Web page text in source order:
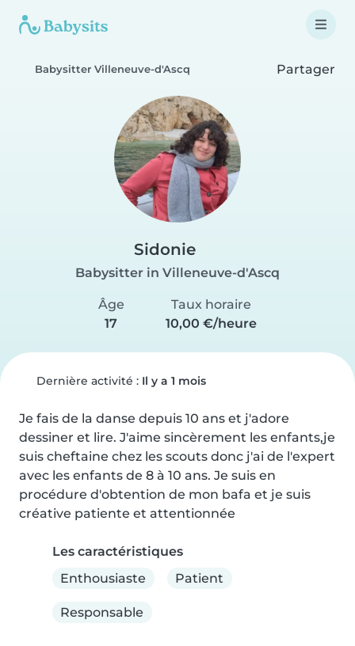
Babysitter Villeneuve-d'Ascq Partager
Sidonie
Babysitter in Villeneuve-d'Ascq
Âge
17
Taux horaire
10,00 €/heure
Dernière activité : Il y a 1 mois
Je fais de la danse depuis 10 ans et j'adore
dessiner et lire. J'aime sincèrement les enfants,je
suis cheftaine chez les scouts donc j'ai de l'expert
avec les enfants de 8 à 10 ans. Je suis en
procédure d'obtention de mon bafa et je suis
créative patiente et attentionnée
Les caractéristiques
Enthousiaste
Patient
Responsable